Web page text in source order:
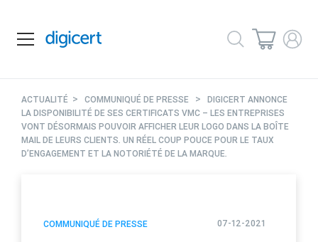
ACTUALITÉ > COMMUNIQUÉ DE PRESSE > DIGICERT ANNONCE
LA DISPONIBILITÉ DE SES CERTIFICATS VMC – LES ENTREPRISES
VONT DÉSORMAIS POUVOIR AFFICHER LEUR LOGO DANS LA BOÎTE
MAIL DE LEURS CLIENTS. UN RÉEL COUP POUCE POUR LE TAUX
D’ENGAGEMENT ET LA NOTORIÉTÉ DE LA MARQUE.
COMMUNIQUÉ DE PRESSE 07-12-2021